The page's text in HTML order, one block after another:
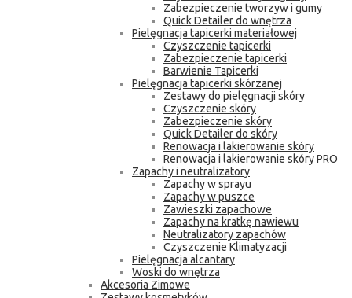
Zabezpieczenie tworzyw i gumy
Quick Detailer do wnętrza
Pielęgnacja tapicerki materiałowej
Czyszczenie tapicerki
Zabezpieczenie tapicerki
Barwienie Tapicerki
Pielęgnacja tapicerki skórzanej
Zestawy do pielęgnacji skóry
Czyszczenie skóry
Zabezpieczenie skóry
Quick Detailer do skóry
Renowacja i lakierowanie skóry
Renowacja i lakierowanie skóry PRO
Zapachy i neutralizatory
Zapachy w sprayu
Zapachy w puszce
Zawieszki zapachowe
Zapachy na kratkę nawiewu
Neutralizatory zapachów
Czyszczenie Klimatyzacji
Pielęgnacja alcantary
Woski do wnętrza
Akcesoria Zimowe